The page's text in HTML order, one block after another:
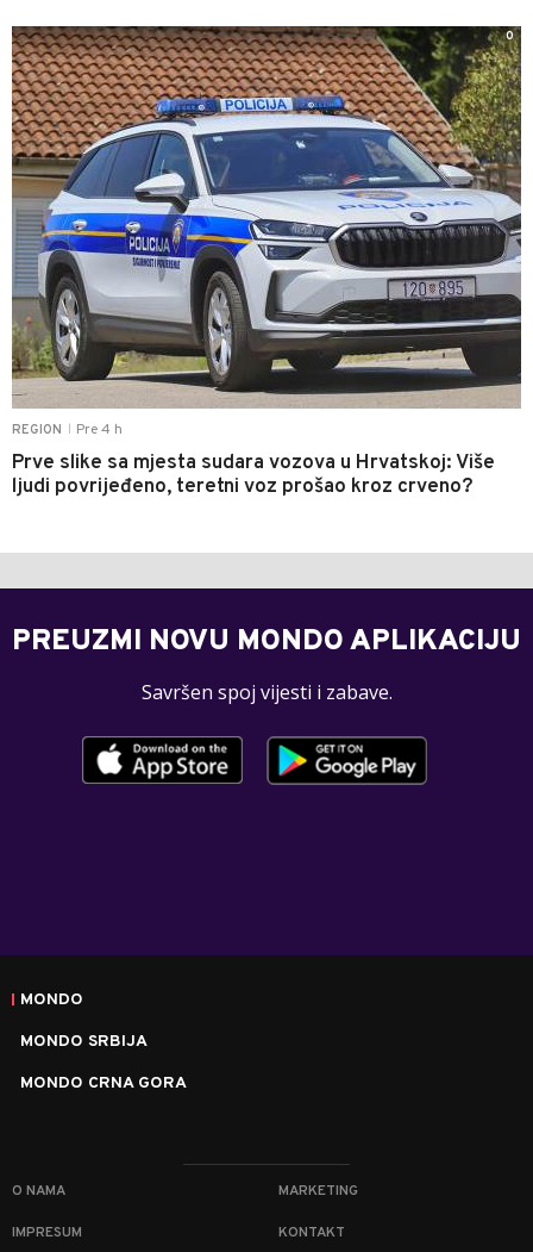
REGION Pre 4 h
Prve slike sa mjesta sudara vozova u Hrvatskoj: Više
ljudi povrijeđeno, teretni voz prošao kroz crveno?
0
PREUZMI NOVU MONDO APLIKACIJU
Savršen spoj vijesti i zabave.
MONDO
MONDO SRBIJA
MONDO CRNA GORA
O NAMA MARKETING
IMPRESUM KONTAKT